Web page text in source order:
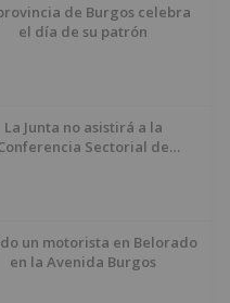
de Burgos celebra
el día de su patrón
La Junta no asistirá a la
Sectorial de
un motorista en Belorado
en la Avenida Burgos